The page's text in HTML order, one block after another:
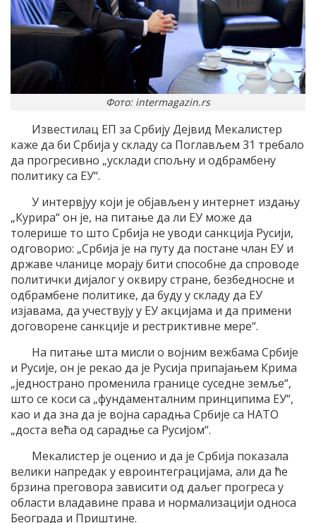
Фото: intermagazin.rs
Известилац ЕП за Србију Дејвид Мекалистер
каже да би Србија у складу са Поглављем 31 требало
да прогресивно „усклади спољну и одбрамбену
политику са ЕУ“.
У интервјуу који је објављен у интернет издању
„Курира“ он је, на питање да ли ЕУ може да
толерише то што Србија не уводи санкција Русији,
одговорио: „Србија је на путу да постане члан ЕУ и
државе чланице морају бити способне да спроводе
политички дијалог у оквиру стране, безбедносне и
одбрамбене политике, да буду у складу да ЕУ
изјавама, да учествују у ЕУ акцијама и да примени
договорене санкције и рестриктивне мере“.
На питање шта мисли о војним вежбама Србије
и Русије, он је рекао да је Русија припајањем Крима
„једнострано променила границе суседне земље“,
што се коси са „фундаменталним принципима ЕУ“,
као и да зна да је војна сарадња Србије са НАТО
„доста већа од сарадње са Русијом“.
Мекалистер је оценио и да је Србија показала
велики напредак у евроинтеграцијама, али да ће
брзина преговора зависити од даљег прогреса у
области владавине права и нормализацији односа
Београда и Приштине.